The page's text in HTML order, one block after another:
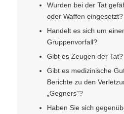
Wurden bei der Tat
oder Waffen eingesetzt?
Handelt es sich um
Gruppenvorfall?
Gibt es Zeugen der Tat?
Gibt es medizinische
Berichte zu den
„Gegners“?
Haben Sie sich